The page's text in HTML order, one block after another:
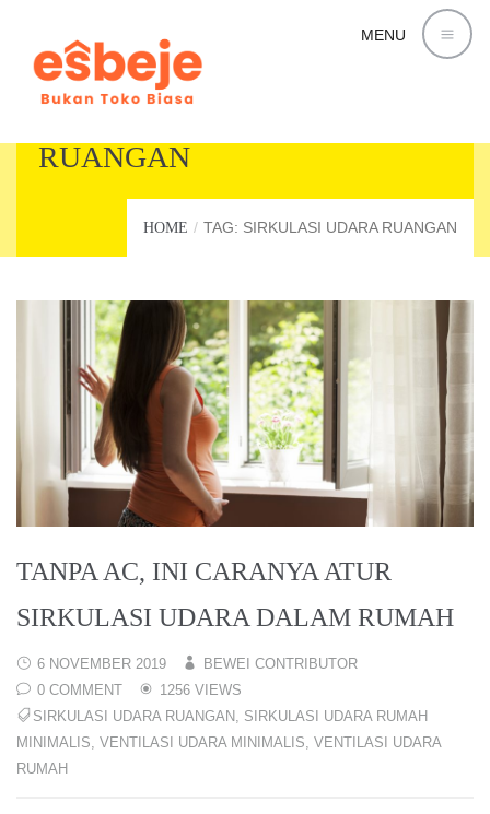
MENU
RUANGAN
HOME TAG: SIRKULASI UDARA RUANGAN
TANPA AC, INI CARANYA ATUR
SIRKULASI UDARA DALAM RUMAH
6 NOVEMBER 2019
BEWEI CONTRIBUTOR
0 COMMENT
1256 VIEWS
SIRKULASI UDARA RUANGAN SIRKULASI UDARA RUMAH
MINIMALIS VENTILASI UDARA MINIMALIS VENTILASI UDARA
RUMAH